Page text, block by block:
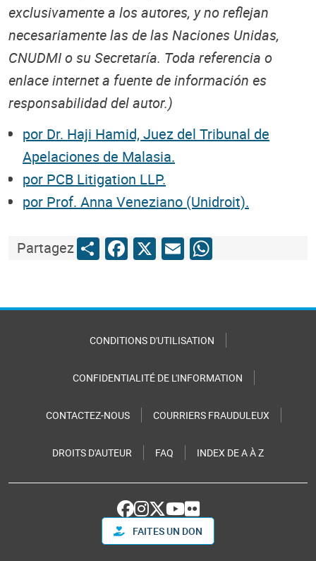
exclusivamente a los autores, y no reflejan
necesariamente las de las Naciones Unidas,
CNUDMI o su Secretaría. Toda referencia o
enlace internet a fuente de información es
responsabilidad del autor.)
por Dr. Haji Hamid, Juez del Tribunal de
Apelaciones de Malasia.
por PCB Litigation LLP.
por Prof. Anna Veneziano (Unidroit).
PartagezShareFacebook
X EmailWhatsApp
CONDITIONS D'UTILISATION
CONFIDENTIALITÉ DE L'INFORMATION
CONTACTEZ-NOUS COURRIERS FRAUDULEUX
DROITS D'AUTEUR FAQ INDEX DE A À Z
FAITES UN DON